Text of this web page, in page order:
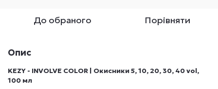
До обраного Порівняти
Опис
KEZY - INVOLVE COLOR | Окисники 5, 10, 20, 30, 40 vol,
100 мл